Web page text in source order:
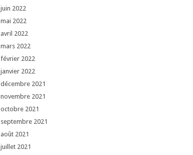
juin 2022
mai 2022
avril 2022
mars 2022
février 2022
janvier 2022
décembre 2021
novembre 2021
octobre 2021
septembre 2021
août 2021
juillet 2021